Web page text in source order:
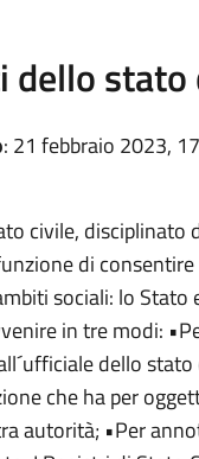
dello stato
: 21 febbraio 2023,
civile, disciplinato
di
sociali: lo
in tre modi:
dello
che ha per
autorità; •Per